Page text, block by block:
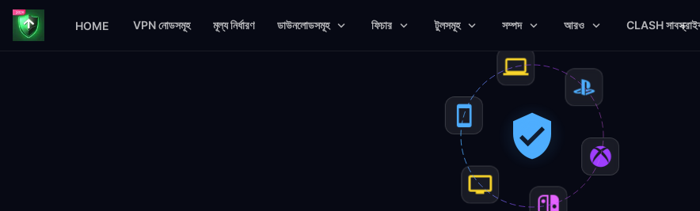
HOME VPN নোডসমূহ মূল্য নির্ধারণ ডাউনলোডসমূহ ফিচার টুলসমূহ সম্পদ আরও CLASH